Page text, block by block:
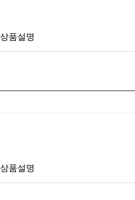
상품설명
상품설명